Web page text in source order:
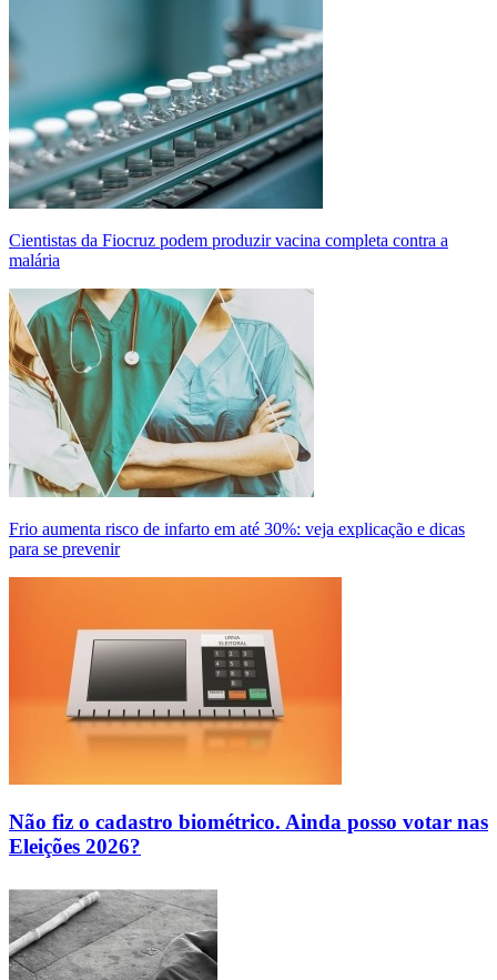
Cientistas da Fiocruz podem produzir vacina completa contra a
malária
Frio aumenta risco de infarto em até 30%: veja explicação e dicas
para se prevenir
Não fiz o cadastro biométrico. Ainda posso votar nas
Eleições 2026?